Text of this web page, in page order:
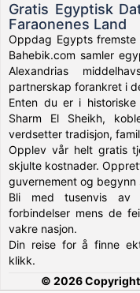
Gratis Egyptisk
Faraonenes Land
Oppdag Egypts
Bahebik.com samler
Alexandrias
partnerskap forankret i
Enten du er i historiske
Sharm El Sheikh,
verdsetter tradisjon,
Opplev vår helt gratis
skjulte kostnader.
guvernement og
Bli med tusenvis av
forbindelser mens de
vakre nasjon.
Din reise for å finne
klikk.
© 2026 Copyright